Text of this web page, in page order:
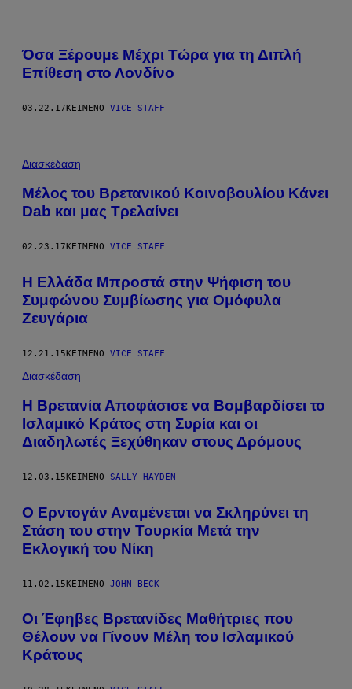
Όσα Ξέρουμε Μέχρι Τώρα για τη Διπλή
Επίθεση στο Λονδίνο
03.22.17ΚΕΊΜΕΝΟ VICE STAFF
Διασκέδαση
Μέλος του Βρετανικού Κοινοβουλίου Κάνει
Dab και μας Τρελαίνει
02.23.17 ΚΕΊΜΕΝΟ VICE STAFF
Η Ελλάδα Μπροστά στην Ψήφιση του
Συμφώνου Συμβίωσης για Ομόφυλα
Ζευγάρια
12.21.15ΚΕΊΜΕΝΟ VICE STAFF
Διασκέδαση
Η Βρετανία Αποφάσισε να Βομβαρδίσει το
Ισλαμικό Κράτος στη Συρία και οι
Διαδηλωτές Ξεχύθηκαν στους Δρόμους
12.03.15 ΚΕΊΜΕΝΟ SALLY HAYDEN
Ο Ερντογάν Αναμένεται να Σκληρύνει τη
Στάση του στην Τουρκία Μετά την
Εκλογική του Νίκη
11.02.15ΚΕΊΜΕΝΟ JOHN BECK
Οι Έφηβες Βρετανίδες Μαθήτριες που
Θέλουν να Γίνουν Μέλη του Ισλαμικού
Κράτους